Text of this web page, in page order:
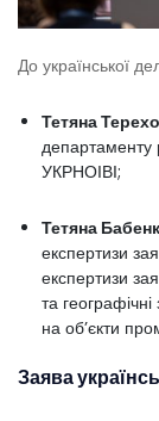
До української
Тетяна
департаменту
УКРНОІВІ;
Тетяна
експертизи
експертизи
та
на об’єкти
Заява